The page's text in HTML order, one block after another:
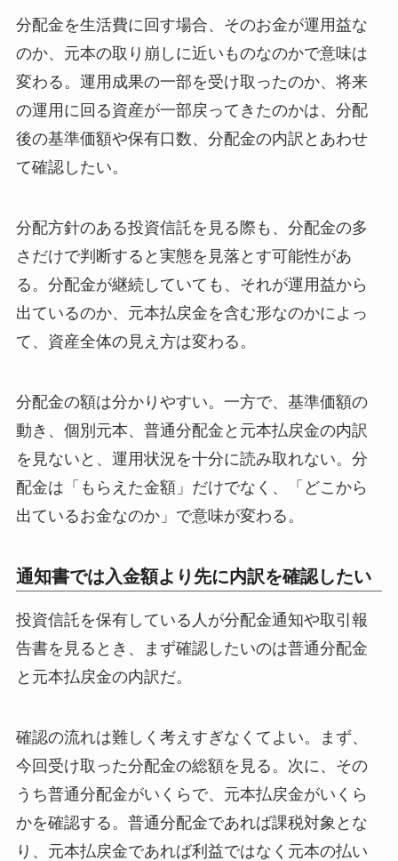
分配金を生活費に回す場合、そのお金が運用益な
のか、元本の取り崩しに近いものなのかで意味は
変わる。運用成果の一部を受け取ったのか、将来
の運用に回る資産が一部戻ってきたのかは、分配
後の基準価額や保有口数、分配金の内訳とあわせ
て確認したい。
分配方針のある投資信託を見る際も、分配金の多
さだけで判断すると実態を見落とす可能性があ
る。分配金が継続していても、それが運用益から
出ているのか、元本払戻金を含む形なのかによっ
て、資産全体の見え方は変わる。
分配金の額は分かりやすい。一方で、基準価額の
動き、個別元本、普通分配金と元本払戻金の内訳
を見ないと、運用状況を十分に読み取れない。分
配金は「もらえた金額」だけでなく、「どこから
出ているお金なのか」で意味が変わる。
通知書では入金額より先に内訳を確認したい
投資信託を保有している人が分配金通知や取引報
告書を見るとき、まず確認したいのは普通分配金
と元本払戻金の内訳だ。
確認の流れは難しく考えすぎなくてよい。まず、
今回受け取った分配金の総額を見る。次に、その
うち普通分配金がいくらで、元本払戻金がいくら
かを確認する。普通分配金であれば課税対象とな
り、元本払戻金であれば利益ではなく元本の払い